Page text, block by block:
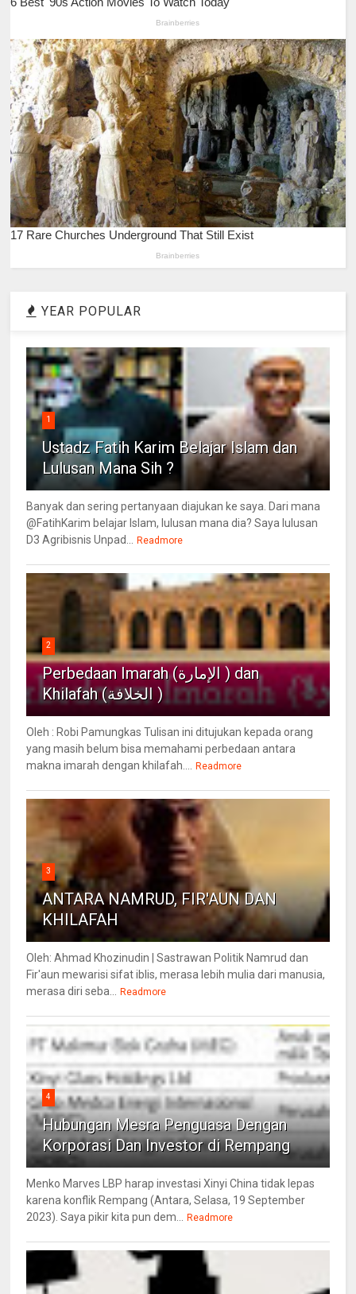
YEAR POPULAR
1
Ustadz Fatih Karim Belajar Islam dan
Lulusan Mana Sih ?
Banyak dan sering pertanyaan diajukan ke saya. Dari mana
@FatihKarim belajar Islam, lulusan mana dia? Saya lulusan
D3 Agribisnis Unpad...
Readmore
2
Perbedaan Imarah (الإمارة ) dan
Khilafah (الخلافة )
Oleh : Robi Pamungkas Tulisan ini ditujukan kepada orang
yang masih belum bisa memahami perbedaan antara
makna imarah dengan khilafah....
Readmore
3
ANTARA NAMRUD, FIR'AUN DAN
KHILAFAH
Oleh: Ahmad Khozinudin | Sastrawan Politik Namrud dan
Fir'aun mewarisi sifat iblis, merasa lebih mulia dari manusia,
merasa diri seba...
Readmore
4
Hubungan Mesra Penguasa Dengan
Korporasi Dan Investor di Rempang
Menko Marves LBP harap investasi Xinyi China tidak lepas
karena konflik Rempang (Antara, Selasa, 19 September
2023). Saya pikir kita pun dem...
Readmore